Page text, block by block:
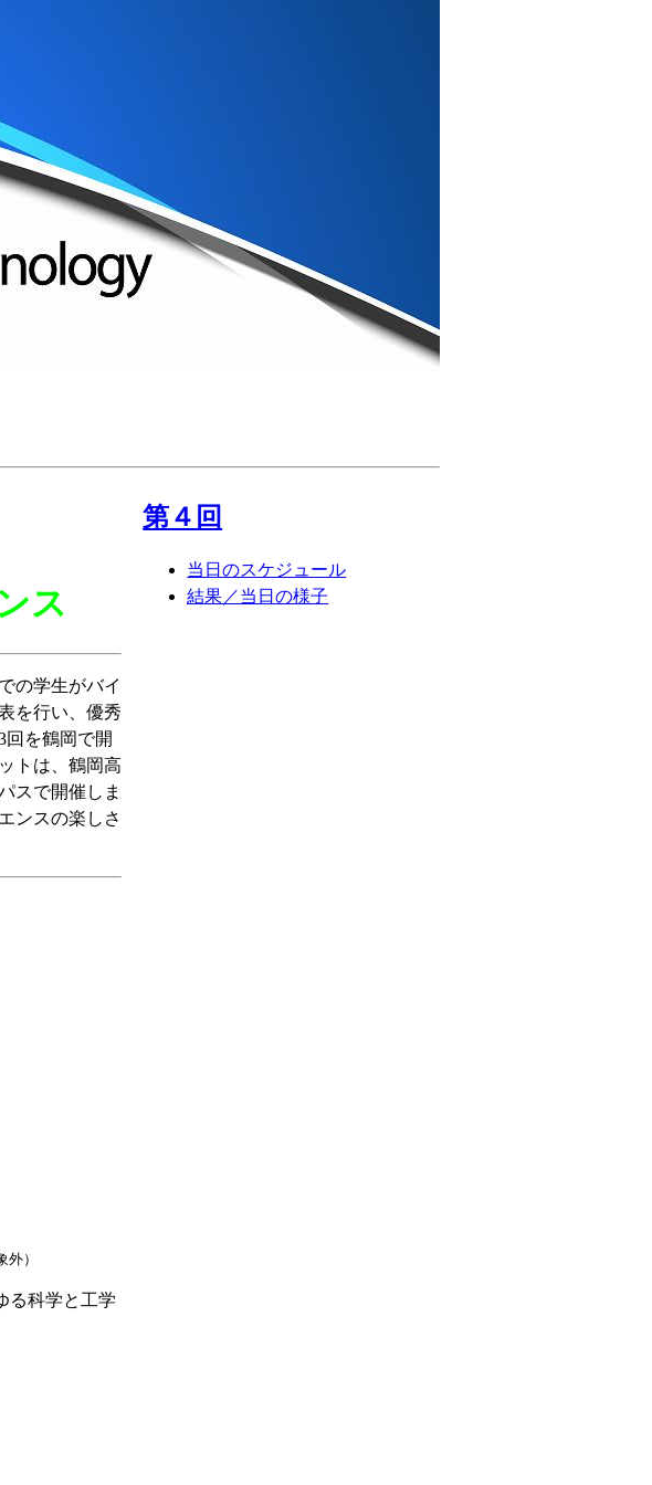
ス
の学生がバイ
を行い、優秀
を鶴岡で開
トは、鶴岡高
スで開催しま
ンスの楽しさ
）
る科学と工学
第４回
当日のスケジュール
結果／当日の様子